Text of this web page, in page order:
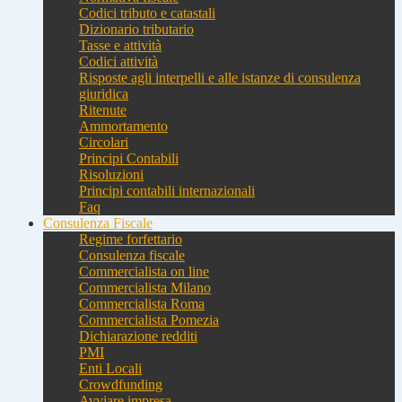
Codici tributo e catastali
Dizionario tributario
Tasse e attività
Codici attività
Risposte agli interpelli e alle istanze di consulenza
giuridica
Ritenute
Ammortamento
Circolari
Principi Contabili
Risoluzioni
Principi contabili internazionali
Faq
Consulenza Fiscale
Regime forfettario
Consulenza fiscale
Commercialista on line
Commercialista Milano
Commercialista Roma
Commercialista Pomezia
Dichiarazione redditi
PMI
Enti Locali
Crowdfunding